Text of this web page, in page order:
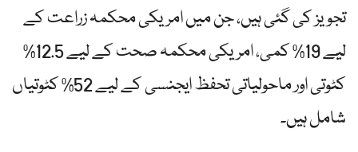
تجویز کی گئی ہیں، جن میں امریکی محکمہ زراعت کے
لیے 19% کمی، امریکی محکمہ صحت کے لیے 12.5% ​​
کٹوتی اور ماحولیاتی تحفظ ایجنسی کے لیے 52% کٹوتیاں
شامل ہیں۔